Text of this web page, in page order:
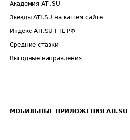
Академия ATI.SU
Звезды ATI.SU на вашем сайте
Индекс ATI.SU FTL РФ
Средние ставки
Выгодные направления
МОБИЛЬНЫЕ ПРИЛОЖЕНИЯ ATI.SU